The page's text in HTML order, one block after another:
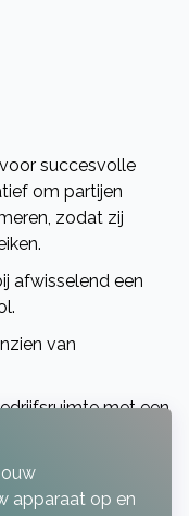
succesvolle
om partijen
zodat zij
afwisselend een
van
met een
parkeeropgave
waarmaken;
diverse plannen
apparaat op en